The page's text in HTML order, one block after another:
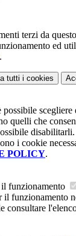
terzi da
ed
.
tutti i cookies
possibile
quelli che
disabilitarli.
i cookie
POLICY.
funzionamento
il funzionamento
consultare